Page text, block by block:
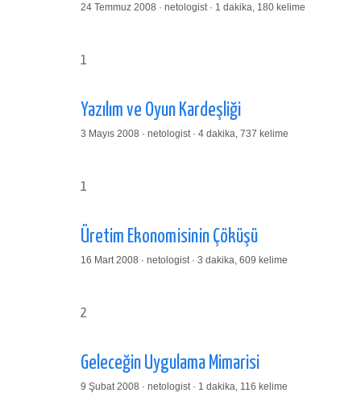
24 Temmuz 2008 · netologist · 1 dakika, 180 kelime
1
Yazılım ve Oyun Kardeşliği
3 Mayıs 2008 · netologist · 4 dakika, 737 kelime
1
Üretim Ekonomisinin Çöküşü
16 Mart 2008 · netologist · 3 dakika, 609 kelime
2
Geleceğin Uygulama Mimarisi
9 Şubat 2008 · netologist · 1 dakika, 116 kelime